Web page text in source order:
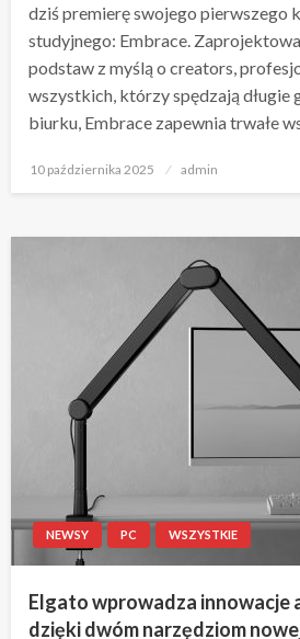
dziś premierę swojego pierwszego
studyjnego: Embrace.
podstaw z myślą o creators,
wszystkich, którzy spędzają długie
biurku, Embrace zapewnia trwałe
Napisano
10 października 2025 admin
NEWSY PC WSZYSTKIE
Elgato wprowadza innowacje
dzięki dwóm narzędziom